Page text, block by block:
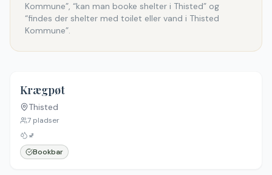
Kommune”, “kan man booke shelter i Thisted” og
“findes der shelter med toilet eller vand i Thisted
Kommune”.
Krægpøt
Thisted
7 pladser
🚽
Bookbar